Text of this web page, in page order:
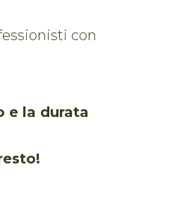
con
e la durata